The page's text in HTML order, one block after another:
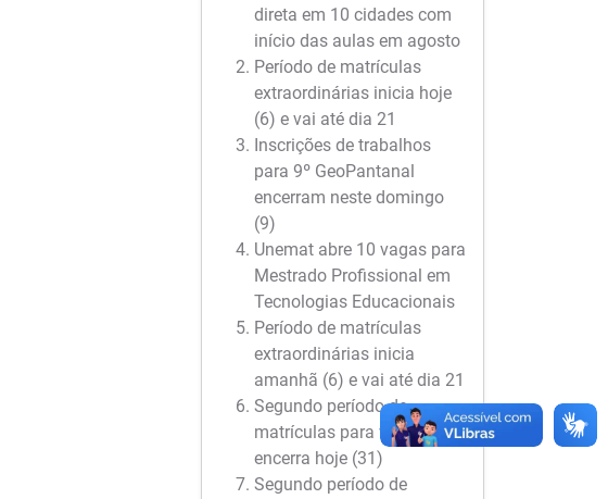
direta em 10 cidades com
início das aulas em agosto
Período de matrículas
extraordinárias inicia hoje
(6) e vai até dia 21
Inscrições de trabalhos
para 9º GeoPantanal
encerram neste domingo
(9)
Unemat abre 10 vagas para
Mestrado Profissional em
Tecnologias Educacionais
Período de matrículas
extraordinárias inicia
amanhã (6) e vai até dia 21
Segundo período de
matrículas para veteranos
encerra hoje (31)
Segundo período de